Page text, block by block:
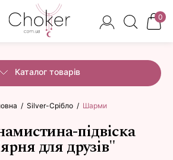
0
Каталог товарів
/ Silver-Срібло / Шарми
підвіска
для друзів"